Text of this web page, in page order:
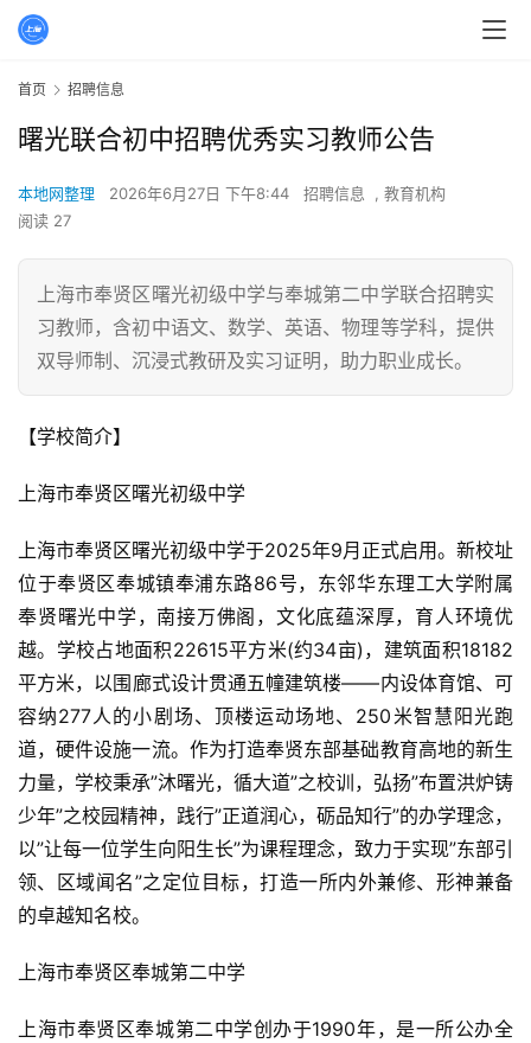
首页 招聘信息
曙光联合初中招聘优秀实习教师公告
本地网整理 2026年6月27日 下午8:44 招聘信息 , 教育机构
阅读 27
上海市奉贤区曙光初级中学与奉城第二中学联合招聘实
习教师，含初中语文、数学、英语、物理等学科，提供
双导师制、沉浸式教研及实习证明，助力职业成长。
【学校简介】
上海市奉贤区曙光初级中学
上海市奉贤区曙光初级中学于2025年9月正式启用。新校址
位于奉贤区奉城镇奉浦东路86号，东邻华东理工大学附属
奉贤曙光中学，南接万佛阁，文化底蕴深厚，育人环境优
越。学校占地面积22615平方米(约34亩)，建筑面积18182
平方米，以围廊式设计贯通五幢建筑楼——内设体育馆、可
容纳277人的小剧场、顶楼运动场地、250米智慧阳光跑
道，硬件设施一流。作为打造奉贤东部基础教育高地的新生
力量，学校秉承”沐曙光，循大道”之校训，弘扬”布置洪炉铸
少年”之校园精神，践行”正道润心，砺品知行”的办学理念，
以”让每一位学生向阳生长”为课程理念，致力于实现”东部引
领、区域闻名”之定位目标，打造一所内外兼修、形神兼备
的卓越知名校。
上海市奉贤区奉城第二中学
上海市奉贤区奉城第二中学创办于1990年，是一所公办全